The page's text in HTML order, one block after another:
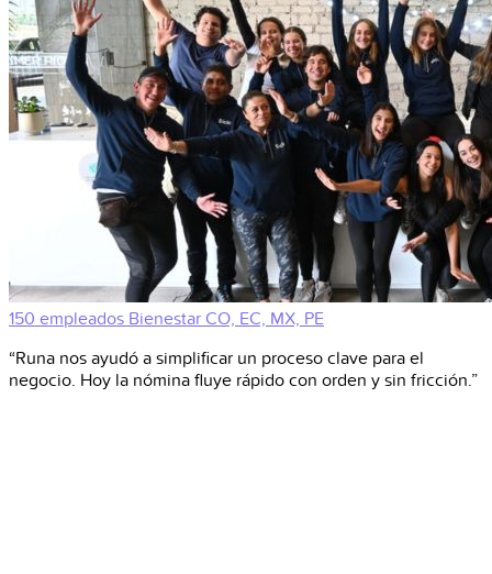
150 empleados Bienestar CO, EC, MX, PE
“Runa nos ayudó a simplificar un proceso clave para el
negocio. Hoy la nómina fluye rápido con orden y sin fricción.”